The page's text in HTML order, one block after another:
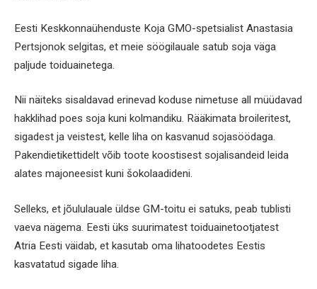
Eesti Keskkonnaühenduste Koja GMO-spetsialist Anastasia
Pertsjonok selgitas, et meie söögilauale satub soja väga
paljude toiduainetega.
Nii näiteks sisaldavad erinevad koduse nimetuse all müüdavad
hakklihad poes soja kuni kolmandiku. Rääkimata broileritest,
sigadest ja veistest, kelle liha on kasvanud sojasöödaga.
Pakendietikettidelt võib toote koostisest sojalisandeid leida
alates majoneesist kuni šokolaadideni.
Selleks, et jõululauale üldse GM-toitu ei satuks, peab tublisti
vaeva nägema. Eesti üks suurimatest toiduainetootjatest
Atria Eesti väidab, et kasutab oma lihatoodetes Eestis
kasvatatud sigade liha.